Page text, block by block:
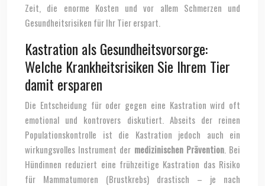
Zeit, die enorme Kosten und vor allem Schmerzen und
Gesundheitsrisiken für Ihr Tier erspart.
Kastration als Gesundheitsvorsorge:
Welche Krankheitsrisiken Sie Ihrem Tier
damit ersparen
Die Entscheidung für oder gegen eine Kastration wird oft
emotional und kontrovers diskutiert. Abseits der reinen
Populationskontrolle ist die Kastration jedoch auch ein
wirkungsvolles Instrument der medizinischen Prävention. Bei
Hündinnen reduziert eine frühzeitige Kastration das Risiko
für Mammatumoren (Brustkrebs) drastisch – je nach